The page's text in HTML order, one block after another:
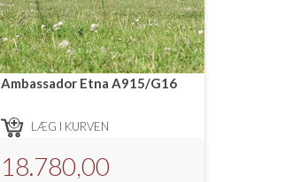
Ambassador Etna A915/G16
LÆG I KURVEN
18.780,00